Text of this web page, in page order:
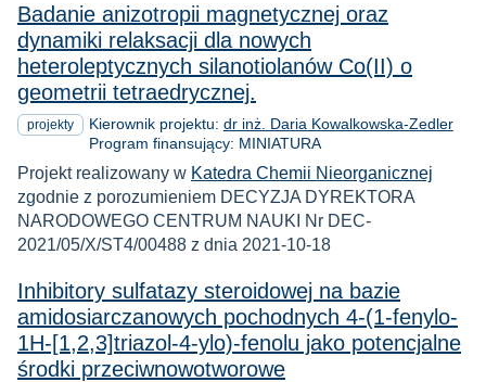
Badanie anizotropii magnetycznej oraz
dynamiki relaksacji dla nowych
heteroleptycznych silanotiolanów Co(II) o
geometrii tetraedrycznej.
projekty Kierownik projektu: dr inż. Daria Kowalkowska-Zedler
Program finansujący: MINIATURA
Projekt realizowany w Katedra Chemii Nieorganicznej
zgodnie z porozumieniem DECYZJA DYREKTORA
NARODOWEGO CENTRUM NAUKI Nr DEC-
2021/05/X/ST4/00488 z dnia 2021-10-18
Inhibitory sulfatazy steroidowej na bazie
amidosiarczanowych pochodnych 4-(1-fenylo-
1H-[1,2,3]triazol-4-ylo)-fenolu jako potencjalne
środki przeciwnowotworowe